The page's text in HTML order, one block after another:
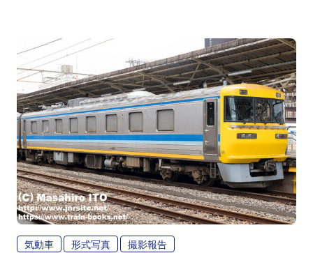
気動車 形式写真 撮影報告